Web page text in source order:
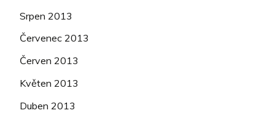
Srpen 2013
Červenec 2013
Červen 2013
Květen 2013
Duben 2013